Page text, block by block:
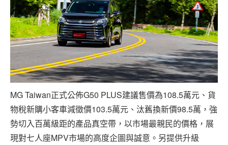
MG Taiwan正式公佈G50 PLUS建議售價為108.5萬元、貨
物稅新購小客車減徵價103.5萬元、汰舊換新價98.5萬，強
勢切入百萬級距的產品真空帶，以市場最親民的價格，展
現對七人座MPV市場的高度企圖與誠意。另提供升級